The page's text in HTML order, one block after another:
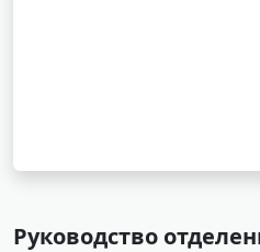
Руководство